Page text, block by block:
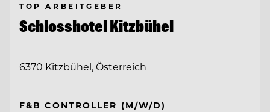
TOP ARBEITGEBER
Schlosshotel Kitzbühel
6370 Kitzbühel, Österreich
F&B CONTROLLER (M/W/D)